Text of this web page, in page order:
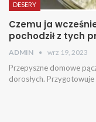
DESERY
Czemu ja
pochodził z tych
ADMIN wrz 19, 2023
Przepyszne domowe
dorosłych.